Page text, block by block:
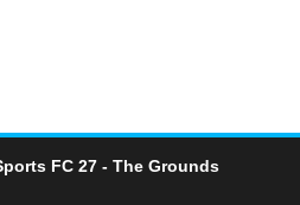
FC 27 - The Grounds